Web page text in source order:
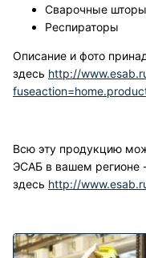
Сварочные шторы
Респираторы
Описание и фото
здесь http://
Всю эту продукцию
ЭСАБ в вашем регионе
здесь http://